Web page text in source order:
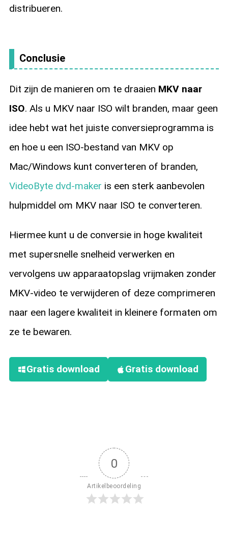
distribueren.
Conclusie
Dit zijn de manieren om te draaien MKV naar
ISO. Als u MKV naar ISO wilt branden, maar geen
idee hebt wat het juiste conversieprogramma is
en hoe u een ISO-bestand van MKV op
Mac/Windows kunt converteren of branden,
VideoByte dvd-maker is een sterk aanbevolen
hulpmiddel om MKV naar ISO te converteren.
Hiermee kunt u de conversie in hoge kwaliteit
met supersnelle snelheid verwerken en
vervolgens uw apparaatopslag vrijmaken zonder
MKV-video te verwijderen of deze comprimeren
naar een lagere kwaliteit in kleinere formaten om
ze te bewaren.
Gratis download Gratis download
0
Artikelbeoordeling